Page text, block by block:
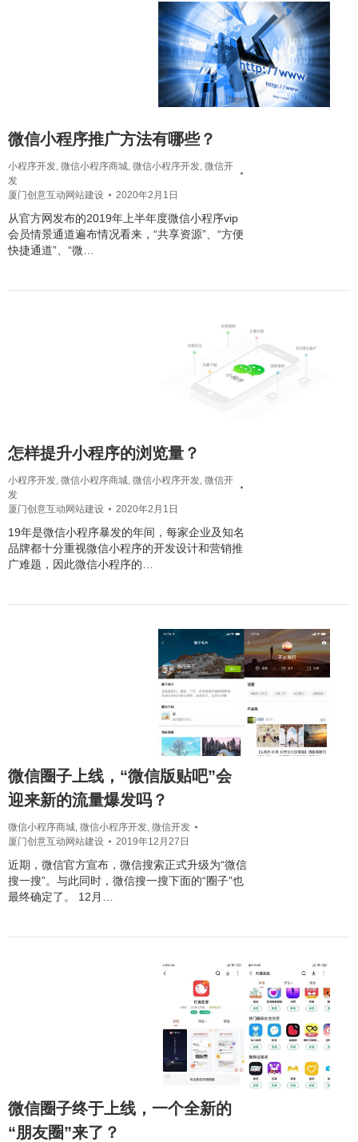
微信小程序推广方法有哪些？
小程序开发, 微信小程序商城, 微信小程序开发, 微信开
发
厦门创意互动网站建设
2020年2月1日
从官方网发布的2019年上半年度微信小程序vip
会员情景通道遍布情况看来，“共享资源”、“方便
快捷通道”、“微…
怎样提升小程序的浏览量？
小程序开发, 微信小程序商城, 微信小程序开发, 微信开
发
厦门创意互动网站建设
2020年2月1日
19年是微信小程序暴发的年间，每家企业及知名
品牌都十分重视微信小程序的开发设计和营销推
广难题，因此微信小程序的…
微信圈子上线，“微信版贴吧”会
迎来新的流量爆发吗？
微信小程序商城, 微信小程序开发, 微信开发
厦门创意互动网站建设
2019年12月27日
近期，微信官方宣布，微信搜索正式升级为“微信
搜一搜”。与此同时，微信搜一搜下面的“圈子”也
最终确定了。 12月…
微信圈子终于上线，一个全新的
“朋友圈”来了？